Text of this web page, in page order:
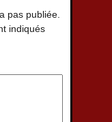
pas publiée.
indiqués